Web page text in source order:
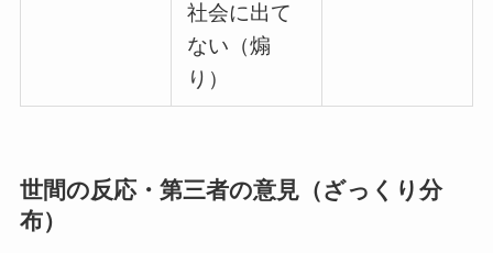
社会に出て
ない（煽
り）
世間の反応・第三者の意見（ざっくり分
布）